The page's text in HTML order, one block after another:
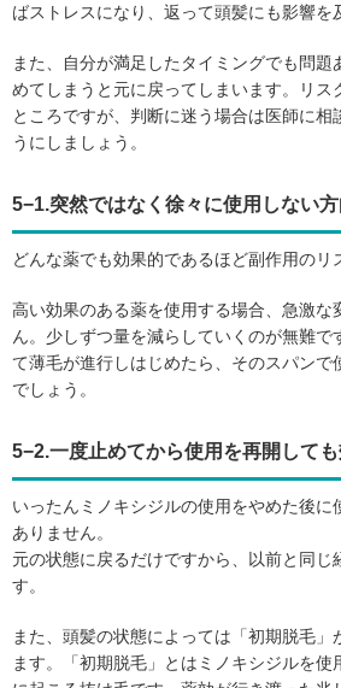
ばストレスになり、返って頭髪にも影響を
また、自分が満足したタイミングでも問
めてしまうと元に戻ってしまいます。リス
ところですが、判断に迷う場合は医師に相
うにしましょう。
5−1.突然ではなく徐々に使用しない
どんな薬でも効果的であるほど副作用のリ
高い効果のある薬を使用する場合、急激な
ん。少しずつ量を減らしていくのが無難で
て薄毛が進行しはじめたら、そのスパンで
でしょう。
5−2.一度止めてから使用を再開して
いったんミノキシジルの使用をやめた後に
ありません。
元の状態に戻るだけですから、以前と同じ
す。
また、頭髪の状態によっては「初期脱毛」
ます。「初期脱毛」とはミノキシジルを